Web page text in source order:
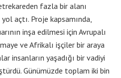
fazla bir alanı
açtı. Proje kapsamında,
inşa edilmesi için Avrupalı
ve Afrikalı işçiler bir araya
insanların yaşadığı bir vadiyi
Günümüzde toplam iki bin